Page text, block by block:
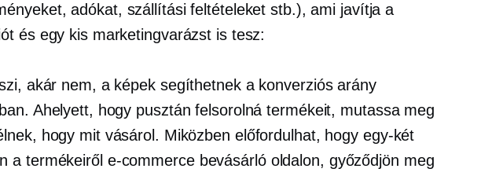
adókat, szállítási feltételeket stb.), ami javítja a
és egy kis marketingvarázst is tesz:
akár nem, a képek segíthetnek a konverziós arány
Ahelyett, hogy pusztán felsorolná termékeit, mutassa meg
hogy mit vásárol. Miközben előfordulhat, hogy egy-két
a termékeiről e-commercebevásárló oldalon, győződjön meg